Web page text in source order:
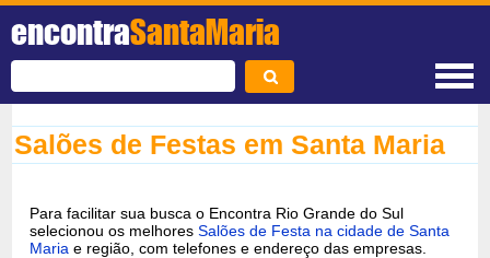
encontraSantaMaria
Salões de Festas em Santa Maria
Para facilitar sua busca o Encontra Rio Grande do Sul
selecionou os melhoresSalões de Festa na cidade de Santa
Maria e região, com telefones e endereço das empresas.